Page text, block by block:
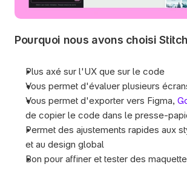
Pourquoi nous avons choisi Stitch
Plus axé sur l'UX que sur le code
Vous permet d'évaluer plusieurs
Vous permet d'exporter vers Figma,
de copier le code dans le presse-
Permet des ajustements rapides aux
et au design global
Bon pour affiner et tester des